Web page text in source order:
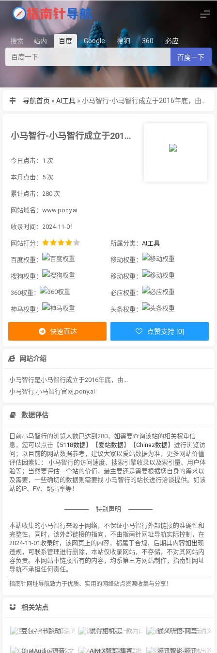
搜索 站内 百度 Google 搜狗 360 必应
百度一下
导航首页 » AI工具 » 小马智行-小马智行成立于2016年底，由...
小马智行-小马智行成立于2016年底，由...
今日点击：1 次
本月点击：5 次
累计点击：280 次
网站域名：www.pony.ai
收录时间：2024-11-01
网站打分： 所属分类： AI工具
百度权重： 移动权重：
搜狗权重： 移动权重：
360权重： 必应权重：
神马权重： 头条权重：
快速直达 点赞支持 [0]
网站介绍
小马智行是小马智行成立于2016年底，由...
小马智行,小马智行官网,pony.ai
数据评估
目前小马智行的浏览人数已达到280，如需要查询该站的相关权重信
息，您可以点击【5118数据】【爱站数据】【Chinaz数据】进行浏览访
问；以目前的网站数据参考，建议大家以爱站数据为准，更多网站价值
评估因素如： 小马智行的访问速度、搜索引擎收录以及索引量、用户体
验等；当然要评估一个站的价值，最主要还是需要根据您自身的需求以
及需要，一些确切的数据则需要找 小马智行的站长进行洽谈提供。如该
站的IP、PV、跳出率等！
特别声明
本站收集的小马智行来源于网络，不保证小马智行外部链接的准确性和
完整性，同时，该外部链接的指向，不由指南针网址导航实际控制，在
2024-11-01收录时，该网页上的内容，都属于合规，后期其内容如出现
违规，可联系管理进行删除，本站仅收录网站，不存储，不对其网站内
容负责。本网站中链接所有的内容，均系第三方网站制作，指南针网址
导航不承担任何责任。
指南针网址导航致力于优质、实用的网络站点资源收集与分享！
相关站点
豆包-字节跳动打造的多功能AI对话工具 说得相机-是一款为口播视频创作者量身定制的智能拍摄工具 通义听悟-阿里云通义听悟是聚焦音视频内容的工作学习AI助手
ChatAudio-语音转文字 + 总结 + 对话 AIMIX智剪-集视频批量混剪、文案、字幕生成、语音合成等短视频运营功能于一 腾讯智影-腾讯推出的在线智能视频创作平台